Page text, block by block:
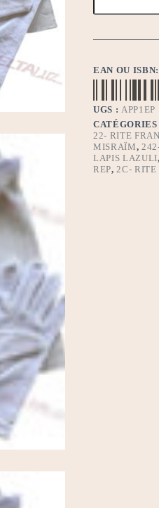
Apprenti
EAN OU ISBN:
UGS :APP1EP
CATÉGORIES
22- RITE
MISRAÏM,
LAPIS LAZULI
REP,2C- RITE